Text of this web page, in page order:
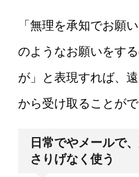
「無理を承知でお願
のようなお願いをす
が」と表現すれば、
から受け取ることがで
日常でやメールで
さりげなく使う